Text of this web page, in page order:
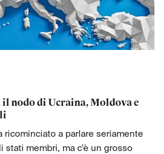
nodo di Ucraina, Moldova e
ricominciato a parlare seriamente
stati membri, ma c'è un grosso